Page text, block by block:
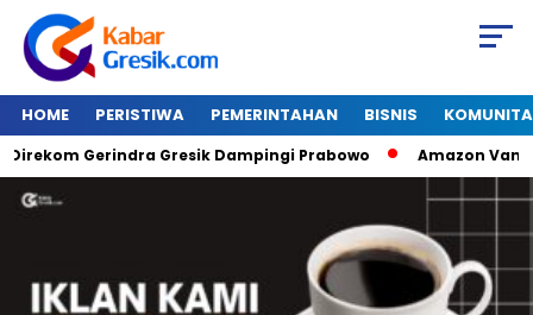
HOME PERISTIWA PEMERINTAHAN BISNIS
Gerindra Gresik Dampingi Prabowo Amazon Van Java